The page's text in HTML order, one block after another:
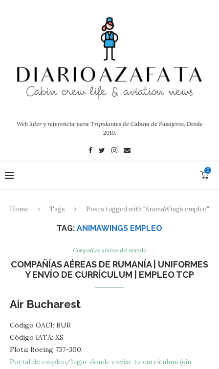
Web líder y referencia para Tripulantes de Cabina de Pasajeros. Desde
2010.
0
Home Tags Posts tagged with "AnimaWings empleo"
TAG: ANIMAWINGS EMPLEO
Compañías aéreas del mundo
COMPAÑÍAS AÉREAS DE RUMANÍA | UNIFORMES
Y ENVÍO DE CURRÍCULUM | EMPLEO TCP
Air Bucharest
Código OACI: BUR
Código IATA: XS
Flota: Boeing 737-300.
Portal de empleo/lugar donde enviar tu currículum (sin